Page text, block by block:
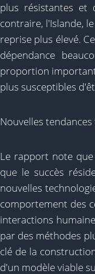
plus résistantes et
contraire, l'Islande,
reprise plus élevé.
dépendance
proportion
plus susceptibles
Nouvelles
Le rapport note
que le succès
nouvelles
comportement des
interactions
par des méthodes
clé de la
d'un modèle viable